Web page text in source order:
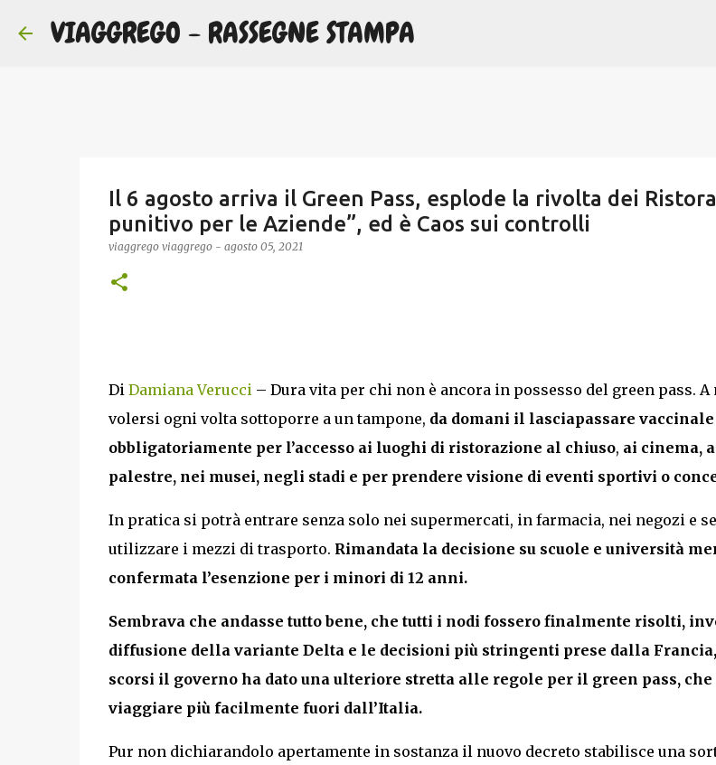
VIAGGREGO - RASSEGNE STAMPA
Il 6 agosto arriva il Green Pass, esplode la rivolta dei
punitivo per le Aziende”, ed è Caos sui controlli
viaggrego viaggrego - agosto 05, 2021
Di Damiana Verucci– Dura vita per chi non è ancora in possesso del green pass. A
volersi ogni volta sottoporre a un tampone, da domani il lasciapassare
obbligatoriamente per l’accesso ai luoghi di ristorazione al chiuso, ai cinema,
palestre, nei musei, negli stadi e per prendere visione di eventi sportivi o
In pratica si potrà entrare senza solo nei supermercati, in farmacia, nei negozi e
utilizzare i mezzi di trasporto. Rimandata la decisione su scuole e università
confermata l’esenzione per i minori di 12 anni.
Sembrava che andasse tutto bene, che tutti i nodi fossero finalmente risolti,
diffusione della variante Delta e le decisioni più stringenti prese dalla
scorsi il governo ha dato una ulteriore stretta alle regole per il green pass,
viaggiare più facilmente fuori dall’Italia.
Pur non dichiarandolo apertamente in sostanza il nuovo decreto stabilisce una